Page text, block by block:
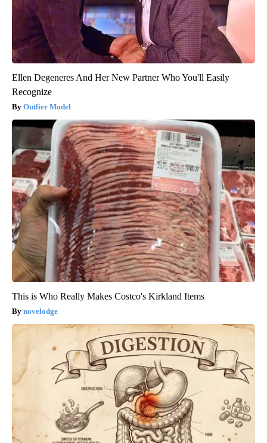
Ellen Degeneres And Her New Partner Who You'll Easily
Recognize
Outlier Model
This is Who Really Makes Costco's Kirkland Items
novelodge